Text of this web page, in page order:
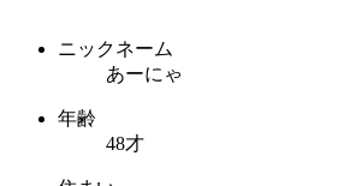
ニックネーム
あーにゃ
年齢
48才